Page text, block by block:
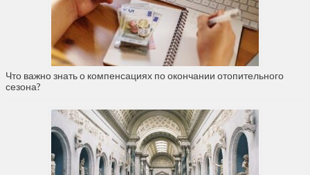
Что важно знать о компенсациях по окончании отопительного
сезона?